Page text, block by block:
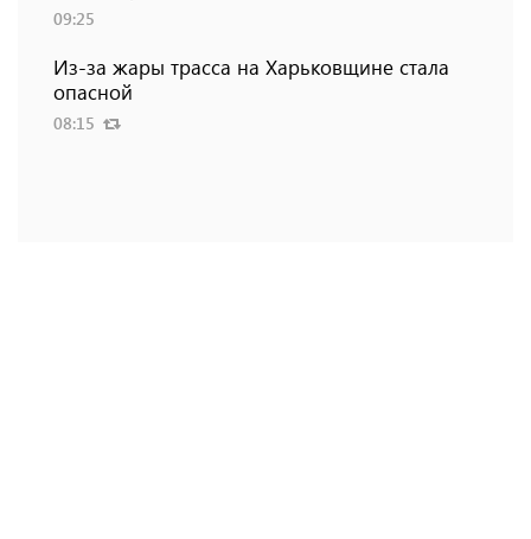
09:25
Из-за жары трасса на Харьковщине стала
опасной
08:15